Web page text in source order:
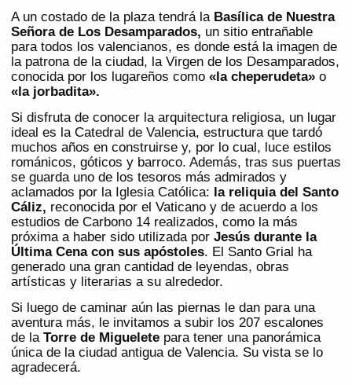
A un costado de la plaza tendrá la Basílica de Nuestra
Señora de Los Desamparados, un sitio entrañable
para todos los valencianos, es donde está la imagen de
la patrona de la ciudad, la Virgen de los Desamparados,
conocida por los lugareños como «la cheperudeta» o
«la jorbadita».
Si disfruta de conocer la arquitectura religiosa, un lugar
ideal es la Catedral de Valencia, estructura que tardó
muchos años en construirse y, por lo cual, luce estilos
románicos, góticos y barroco. Además, tras sus puertas
se guarda uno de los tesoros más admirados y
aclamados por la Iglesia Católica: la reliquia del Santo
Cáliz, reconocida por el Vaticano y de acuerdo a los
estudios de Carbono 14 realizados, como la más
próxima a haber sido utilizada por Jesús durante la
Última Cena con sus apóstoles. El Santo Grial ha
generado una gran cantidad de leyendas, obras
artísticas y literarias a su alrededor.
Si luego de caminar aún las piernas le dan para una
aventura más, le invitamos a subir los 207 escalones
de la Torre de Miguelete para tener una panorámica
única de la ciudad antigua de Valencia. Su vista se lo
agradecerá.